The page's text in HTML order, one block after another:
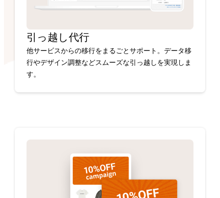
引っ越し代行
他サービスからの移行をまるごとサポート。データ移
行やデザイン調整などスムーズな引っ越しを実現しま
す。